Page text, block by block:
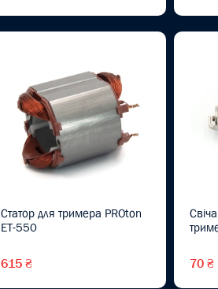
Статор для тримера PROton
ET-550
615 ₴ 70 ₴